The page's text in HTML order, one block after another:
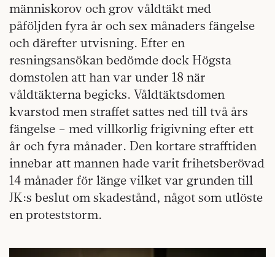
människorov och grov våldtäkt med
påföljden fyra år och sex månaders fängelse
och därefter utvisning. Efter en
resningsansökan bedömde dock Högsta
domstolen att han var under 18 när
våldtäkterna begicks. Våldtäktsdomen
kvarstod men straffet sattes ned till två års
fängelse – med villkorlig frigivning efter ett
år och fyra månader. Den kortare strafftiden
innebar att mannen hade varit frihetsberövad
14 månader för länge vilket var grunden till
JK:s beslut om skadestånd, något som utlöste
en proteststorm.